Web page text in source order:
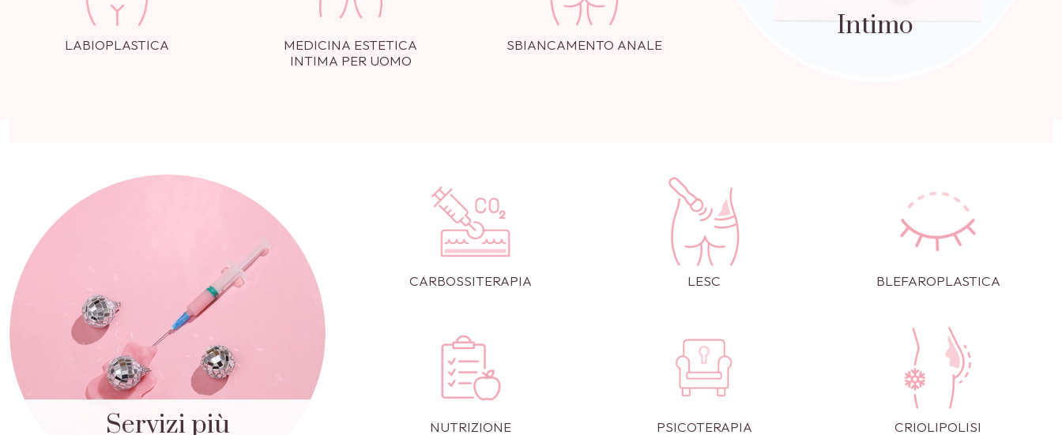
LABIOPLASTICA
MEDICINA ESTETICA
INTIMA PER UOMO
SBIANCAMENTO ANALE
Intimo
Servizi più
CARBOSSITERAPIA LESC BLEFAROPLASTICA
NUTRIZIONE PSICOTERAPIA CRIOLIPOLISI